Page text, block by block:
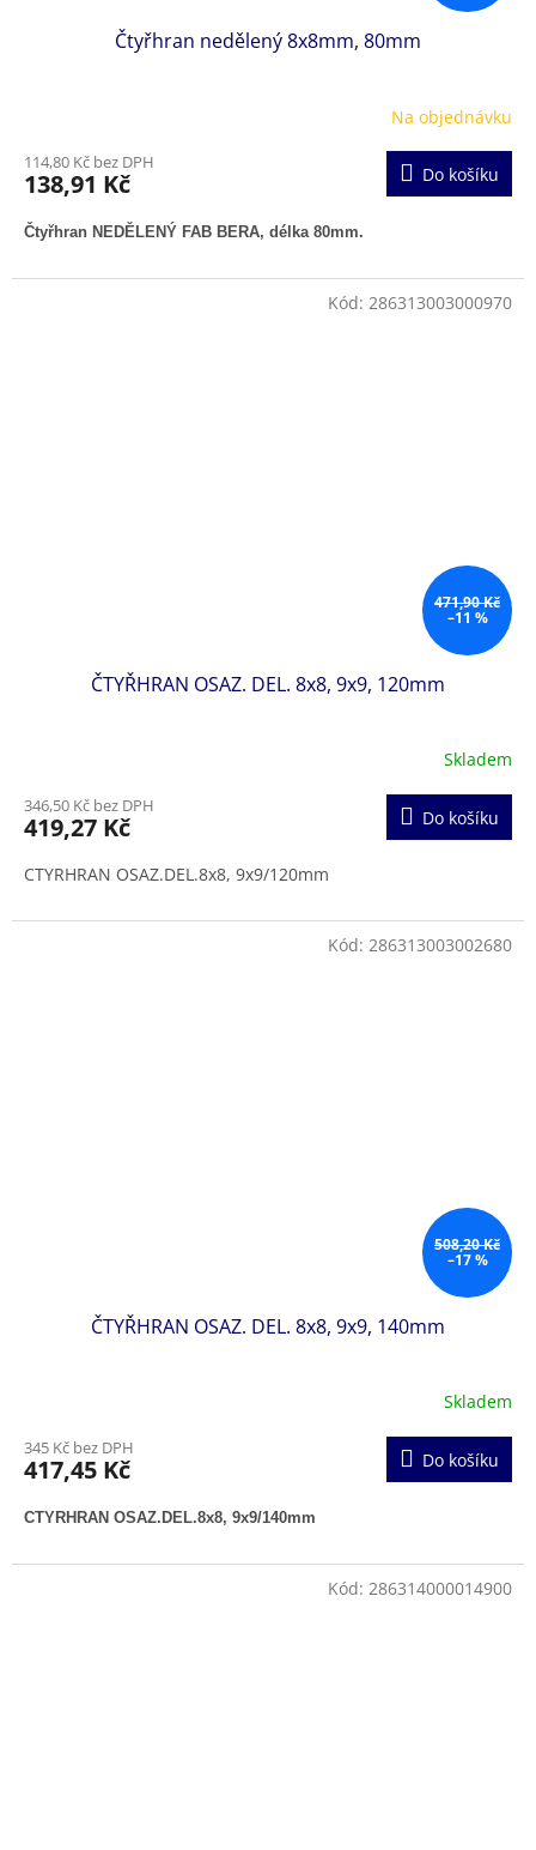
Čtyřhran nedělený 8x8mm, 80mm
Na objednávku
114,80 Kč bez DPH
138,91 Kč Do košíku
Čtyřhran NEDĚLENÝ FAB BERA, délka 80mm.
471,90 Kč
–11 %
ČTYŘHRAN OSAZ. DEL. 8x8, 9x9, 120mm
Skladem
346,50 Kč bez DPH
419,27 Kč Do košíku
CTYRHRAN OSAZ.DEL.8x8, 9x9/120mm
Kód: 286313003000970
508,20 Kč
–17 %
ČTYŘHRAN OSAZ. DEL. 8x8, 9x9, 140mm
Skladem
345 Kč bez DPH
417,45 Kč Do košíku
CTYRHRAN OSAZ.DEL.8x8, 9x9/140mm
Kód: 286313003002680
Kód: 286314000014900